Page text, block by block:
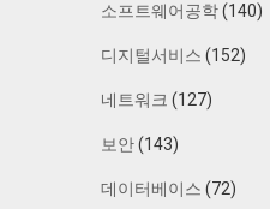
소프트웨어공학(140)
디지털서비스 (152)
네트워크 (127)
보안(143)
데이터베이스 (72)